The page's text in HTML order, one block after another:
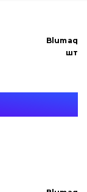
Blumaq
шт